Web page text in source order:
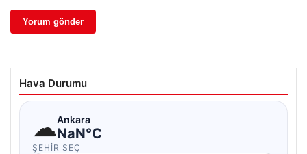
Hava Durumu
☁Ankara
NaN°C
ŞEHIR SEÇ